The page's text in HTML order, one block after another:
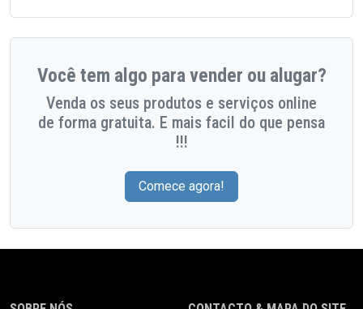
Você tem algo para vender ou alugar?
Venda os seus produtos e serviços online
de forma gratuita. E mais facil do que pensa
!!!
Comece agora!